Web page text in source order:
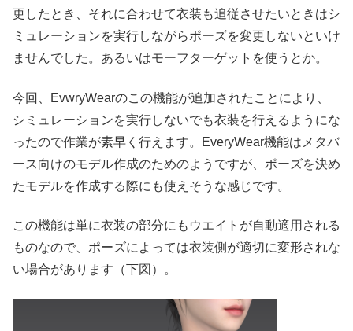
更したとき、それに合わせて衣装も追従させたいときはシ
ミュレーションを実行しながらポーズを変更しないといけ
ませんでした。あるいはモーフターゲットを使うとか。
今回、EvwryWearのこの機能が追加されたことにより、
シミュレーションを実行しないでも衣装を行えるようにな
ったので作業が素早く行えます。EveryWear機能はメタバ
ース向けのモデル作成のためのようですが、ポーズを決め
たモデルを作成する際にも使えそうな感じです。
この機能は単に衣装の部分にもウエイトが自動適用される
ものなので、ポーズによっては衣装側が適切に変形されな
い場合があります（下図）。